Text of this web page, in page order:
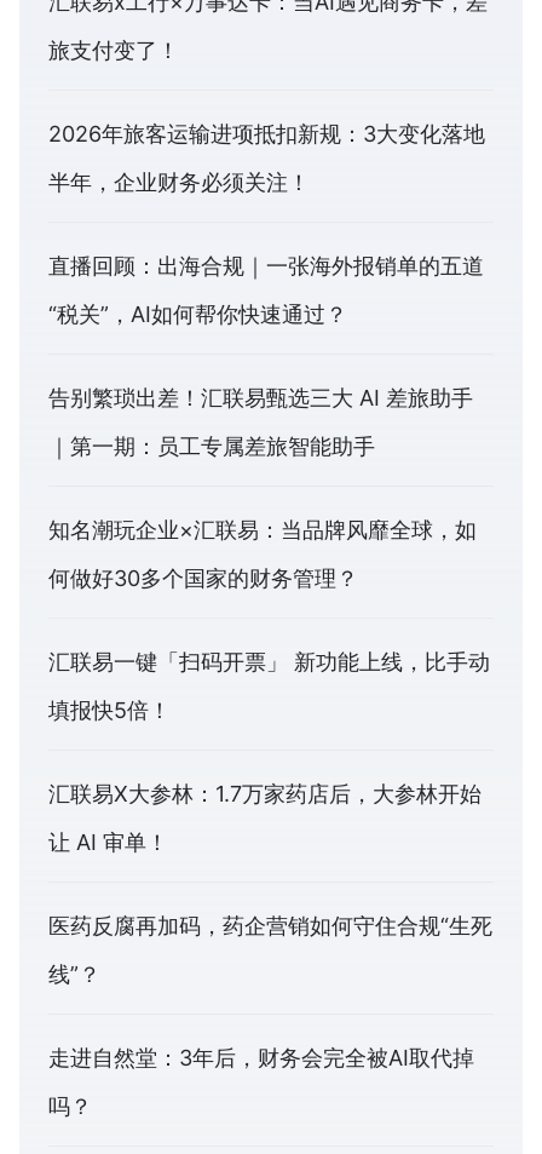
旅支付变了！
2026年旅客运输进项抵扣新规：3大变化落地
半年，企业财务必须关注！
直播回顾：出海合规｜一张海外报销单的五道
“税关”，AI如何帮你快速通过？
告别繁琐出差！汇联易甄选三大 AI 差旅助手
｜第一期：员工专属差旅智能助手
知名潮玩企业×汇联易：当品牌风靡全球，如
何做好30多个国家的财务管理？
汇联易一键「扫码开票」 新功能上线，比手动
填报快5倍！
汇联易X大参林：1.7万家药店后，大参林开始
让 AI 审单！
医药反腐再加码，药企营销如何守住合规“生死
线”？
走进自然堂：3年后，财务会完全被AI取代掉
吗？